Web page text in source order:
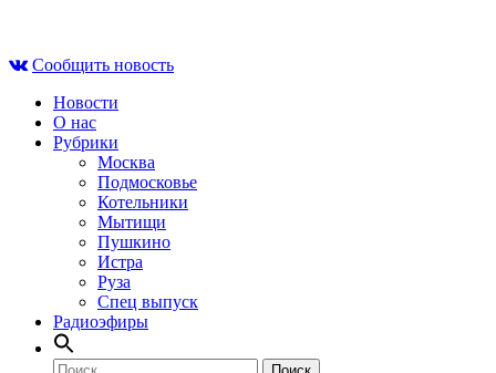
contentСообщить новость
Новости
О нас
Рубрики
Москва
Подмосковье
Котельники
Мытищи
Пушкино
Истра
Руза
Спец выпуск
Радиоэфиры
Найти: